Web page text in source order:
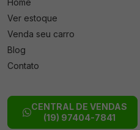
Home
Ver estoque
Venda seu carro
Blog
Contato
CENTRAL DE VENDAS
(19) 97404-7841